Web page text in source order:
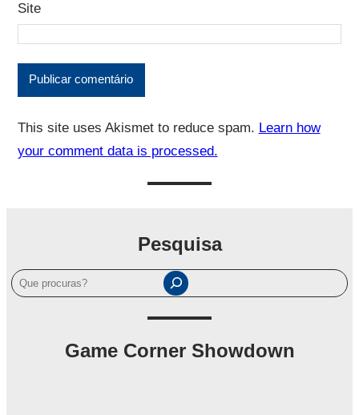
Site
This site uses Akismet to reduce spam. Learn how
your comment data is processed.
Pesquisa
P
e
Game Corner Showdown